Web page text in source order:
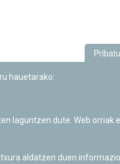
hauetarako:
laguntzen dute. Web orriak
aldatzen duen